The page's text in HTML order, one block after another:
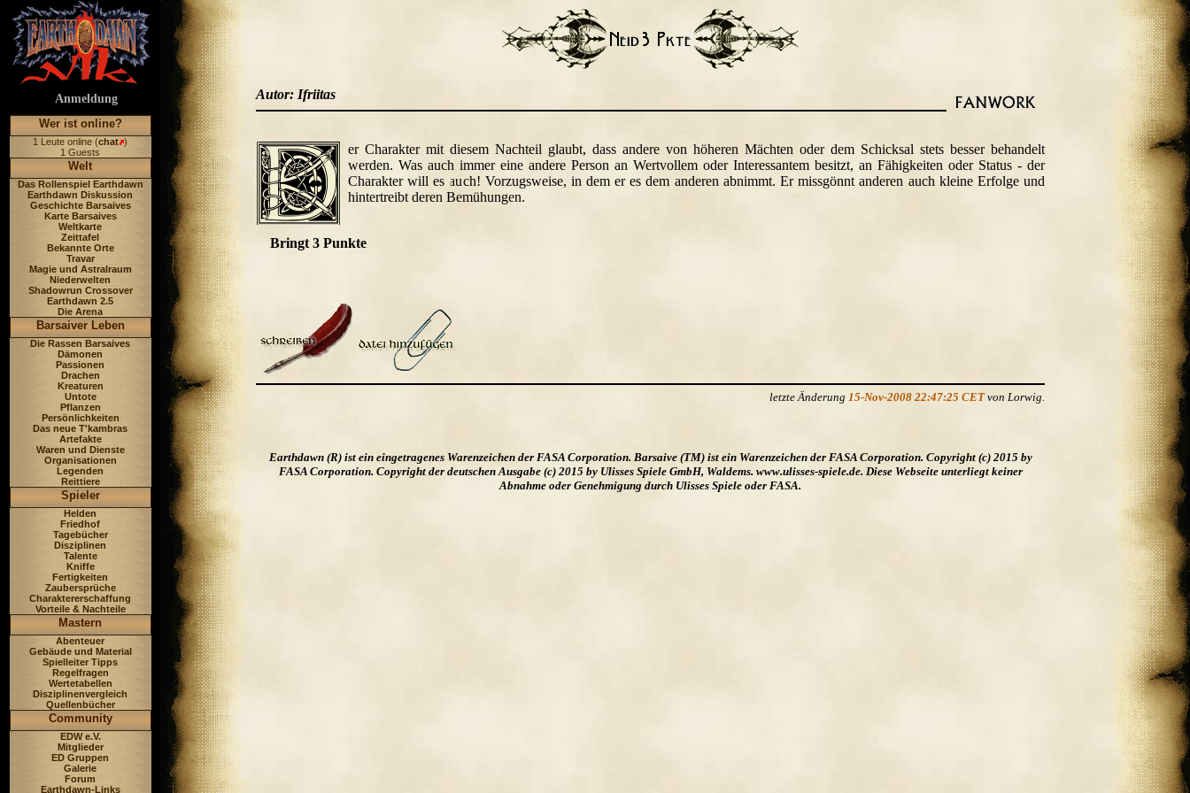
Anmeldung
Wer ist online?
1 Leute online (chat )
1 Guests
Welt
Das Rollenspiel Earthdawn
Earthdawn Diskussion
Geschichte Barsaives
Karte Barsaives
Weltkarte
Zeittafel
Bekannte Orte
Travar
Magie und Astralraum
Niederwelten
Shadowrun Crossover
Earthdawn 2.5
Die Arena
Barsaiver Leben
Die Rassen Barsaives
Dämonen
Passionen
Drachen
Kreaturen
Untote
Pflanzen
Persönlichkeiten
Das neue T'kambras
Artefakte
Waren und Dienste
Organisationen
Legenden
Reittiere
Spieler
Helden
Friedhof
Tagebücher
Disziplinen
Talente
Kniffe
Fertigkeiten
Zaubersprüche
Charaktererschaffung
Vorteile & Nachteile
Mastern
Abenteuer
Gebäude und Material
Spielleiter Tipps
Regelfragen
Wertetabellen
Disziplinenvergleich
Quellenbücher
Community
EDW e.V.
Mitglieder
ED Gruppen
Galerie
Forum
Earthdawn-Links
Autor: Ifriitas
er Charakter mit diesem Nachteil glaubt, dass andere von höheren Mächten oder dem Schicksal stets besser behandelt
werden. Was auch immer eine andere Person an Wertvollem oder Interessantem besitzt, an Fähigkeiten oder Status - der
Charakter will es auch! Vorzugsweise, in dem er es dem anderen abnimmt. Er missgönnt anderen auch kleine Erfolge und
hintertreibt deren Bemühungen.
Bringt 3 Punkte
letzte Änderung 15-Nov-2008 22:47:25 CETvon Lorwig.
Earthdawn (R) ist ein eingetragenes Warenzeichen der FASA Corporation. Barsaive (TM) ist ein Warenzeichen der FASA Corporation. Copyright (c) 2015 by
FASA Corporation. Copyright der deutschen Ausgabe (c) 2015 by Ulisses Spiele GmbH, Waldems. www.ulisses-spiele.de. Diese Webseite unterliegt keiner
Abnahme oder Genehmigung durch Ulisses Spiele oder FASA.